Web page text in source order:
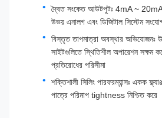
দ্বৈত সংকেত আউটপুটঃ 4mA ~
উভয় এনালগ এবং ডিজিটাল সিস্টেম
বিস্তৃত তাপমাত্রা অবস্থার অভিযোজনঃ
সাইটগুলিতে স্থিতিশীল অপারেশন সক্ষম
প্রতিরোধের পরিসীমা
শক্তিশালী সিলিং পারফরম্যান্সঃ একক
পাত্রে পরিমাপ tightness নিশ্চিত করে